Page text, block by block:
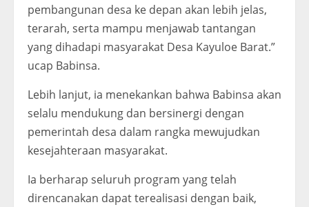
pembangunan desa ke depan akan lebih jelas,
terarah, serta mampu menjawab tantangan
yang dihadapi masyarakat Desa Kayuloe Barat.”
ucap Babinsa.
Lebih lanjut, ia menekankan bahwa Babinsa akan
selalu mendukung dan bersinergi dengan
pemerintah desa dalam rangka mewujudkan
kesejahteraan masyarakat.
Ia berharap seluruh program yang telah
direncanakan dapat terealisasi dengan baik,